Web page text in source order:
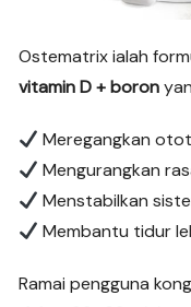
Ostematrix ialah
vitamin D + boron
Meregangkan
Mengurangkan
Menstabilkan
Membantu tidur
Ramai pengguna